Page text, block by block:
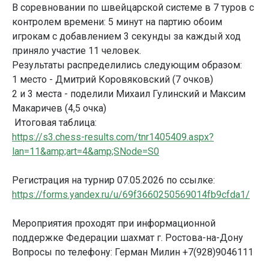
В соревновании по швейцарской системе в 7 туров с
контролем времени: 5 минут на партию обоим
игрокам с добавлением 3 секунды за каждый ход
приняло участие 11 человек.
Результаты распределились следующим образом:
1 место - Дмитрий Коровяковский (7 очков)
2 и 3 места - поделили Михаил Гулинский и Максим
Макаричев (4,5 очка)
Итоговая таблица:
https://s3.chess-results.com/tnr1405409.aspx?
lan=11&amp;art=4&amp;SNode=S0
Регистрация на турнир 07.05.2026 по ссылке:
https://forms.yandex.ru/u/69f3660250569014fb9cfda1/
Мероприятия проходят при информационной
поддержке Федерации шахмат г. Ростова-на-Дону
Вопросы по телефону: Герман Милин +7(928)9046111